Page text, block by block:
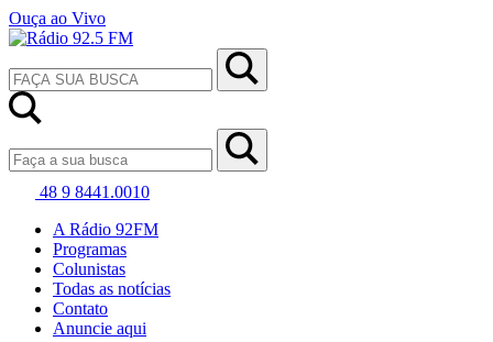
Ouça ao Vivo
48 9 8441.0010
A Rádio 92FM
Programas
Colunistas
Todas as notícias
Contato
Anuncie aqui